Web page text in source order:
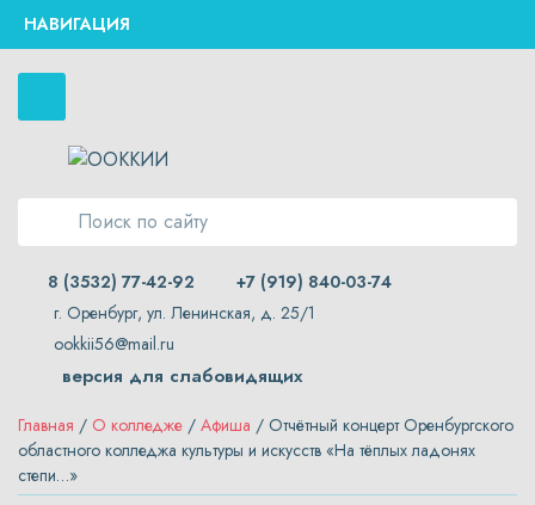
НАВИГАЦИЯ
8 (3532) 77-42-92
+7 (919) 840-03-74
г. Оренбург, ул. Ленинская, д. 25/1
ookkii56@mail.ru
версия для слабовидящих
Главная / О колледже / Афиша / Отчётный концерт Оренбургского
областного колледжа культуры и искусств «На тёплых ладонях
степи…»